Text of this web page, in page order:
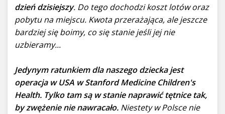
dzień dzisiejszy. Do tego dochodzi koszt lotów oraz
pobytu na miejscu. Kwota przerażająca, ale jeszcze
bardziej się boimy, co się stanie jeśli jej nie
uzbieramy...
Jedynym ratunkiem dla naszego dziecka jest
operacja w USA w Stanford Medicine Children's
Health. Tylko tam są w stanie naprawić tętnice tak,
by zwężenie nie nawracało. Niestety w Polsce nie